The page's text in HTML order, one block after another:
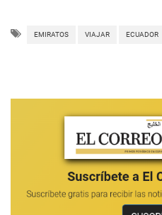
EMIRATOS VIAJAR ECUADOR